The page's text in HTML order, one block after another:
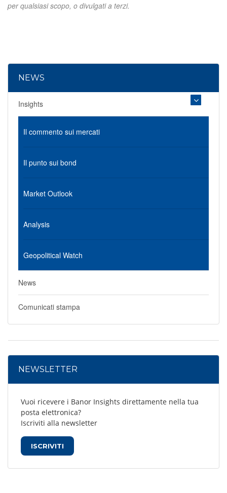
per qualsiasi scopo, o divulgati a terzi.
NEWS
Insights
Il commento sui mercati
Il punto sui bond
Market Outlook
Analysis
Geopolitical Watch
News
Comunicati stampa
NEWSLETTER
Vuoi ricevere i Banor Insights direttamente nella tua
posta elettronica?
Iscriviti alla newsletter
ISCRIVITI